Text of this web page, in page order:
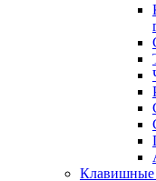
Клавишные